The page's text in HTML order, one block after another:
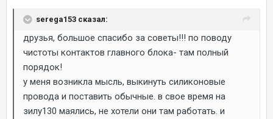
serega153 сказал:
друзья, большое спасибо за советы!!! по поводу
чистоты контактов главного блока- там полный
порядок!
у меня возникла мысль, выкинуть силиконовые
провода и поставить обычные. в свое время на
зилу130 маялись, не хотели они там работать. и